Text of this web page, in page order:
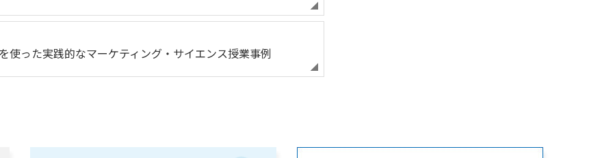
使った実践的なマーケティング・サイエンス授業事例